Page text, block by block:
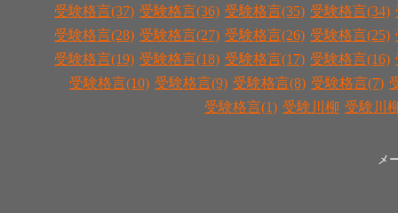
受験格言(37) 受験格言(36) 受験格言(35) 受験格言(34)
受験格言(28) 受験格言(27) 受験格言(26) 受験格言(25)
受験格言(19) 受験格言(18) 受験格言(17) 受験格言(16)
受験格言(10) 受験格言(9) 受験格言(8) 受験格言(7)
受験格言(1) 受験川柳 受験川
メ